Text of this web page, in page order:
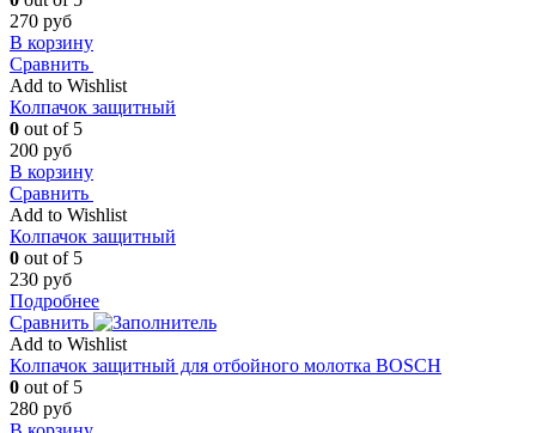
270 руб
В корзину
Сравнить
Add to Wishlist
Колпачок защитный
0 out of 5
200 руб
В корзину
Сравнить
Add to Wishlist
Колпачок защитный
0 out of 5
230 руб
Подробнее
Сравнить
Add to Wishlist
Колпачок защитный для отбойного молотка BOSCH
0 out of 5
280 руб